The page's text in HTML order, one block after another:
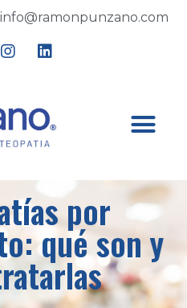
info@ramonpunzano.com
por
qué son y